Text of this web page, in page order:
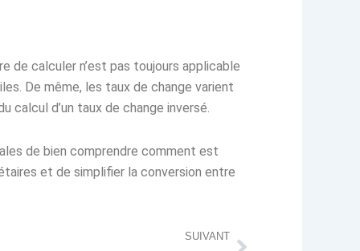
de calculer n’est pas toujours applicable
De même, les taux de change varient
d’un taux de change inversé.
de bien comprendre comment est
et de simplifier la conversion entre
SUIVANTSuivant